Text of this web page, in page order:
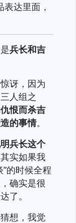
表达里面，
兵长和吉
讶，因为
人组之
恨而杀吉
的事情。
兵长这个
实如果我
的时候全程
确实是很
了。
想，我觉